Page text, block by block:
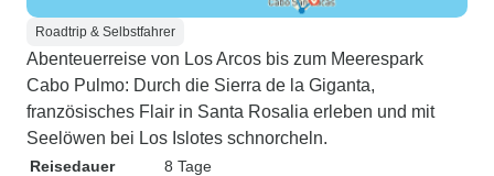
Roadtrip & Selbstfahrer
Abenteuerreise von Los Arcos bis zum Meerespark
Cabo Pulmo: Durch die Sierra de la Giganta,
französisches Flair in Santa Rosalia erleben und mit
Seelöwen bei Los Islotes schnorcheln.
Reisedauer
8 Tage